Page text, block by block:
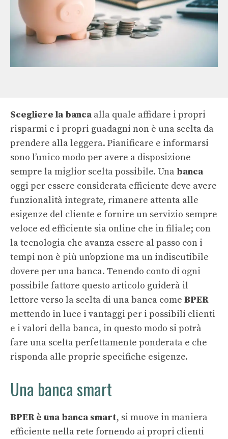
Scegliere la banca alla quale affidare i propri
risparmi e i propri guadagni non è una scelta da
prendere alla leggera. Pianificare e informarsi
sono l’unico modo per avere a disposizione
sempre la miglior scelta possibile. Una banca
oggi per essere considerata efficiente deve avere
funzionalità integrate, rimanere attenta alle
esigenze del cliente e fornire un servizio sempre
veloce ed efficiente sia online che in filiale; con
la tecnologia che avanza essere al passo con i
tempi non è più un’opzione ma un indiscutibile
dovere per una banca. Tenendo conto di ogni
possibile fattore questo articolo guiderà il
lettore verso la scelta di una banca come BPER
mettendo in luce i vantaggi per i possibili clienti
e i valori della banca, in questo modo si potrà
fare una scelta perfettamente ponderata e che
risponda alle proprie specifiche esigenze.
Una banca smart
BPER è una banca smart, si muove in maniera
efficiente nella rete fornendo ai propri clienti